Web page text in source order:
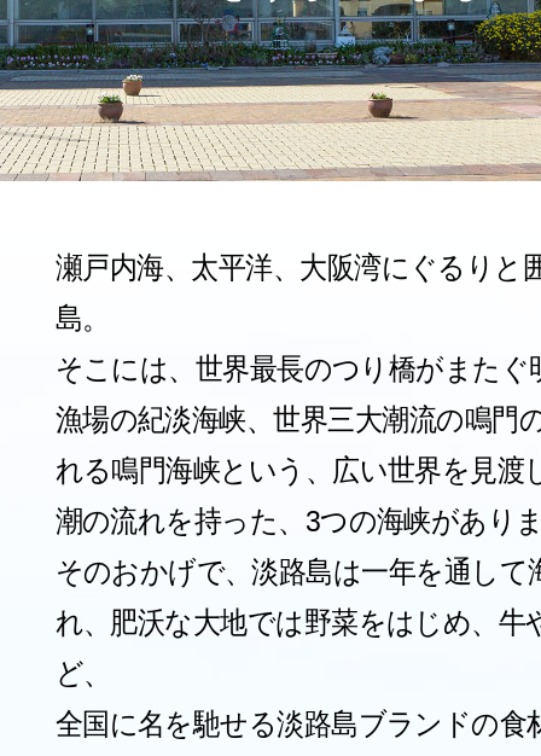
瀬戸内海、太平洋、大阪湾にぐるりと
島。
そこには、世界最長のつり橋がまたぐ
漁場の紀淡海峡、世界三大潮流の鳴門
れる鳴門海峡という、広い世界を見渡
潮の流れを持った、3つの海峡があり
そのおかげで、淡路島は一年を通して
れ、肥沃な大地では野菜をはじめ、牛
ど、
全国に名を馳せる淡路島ブランドの食